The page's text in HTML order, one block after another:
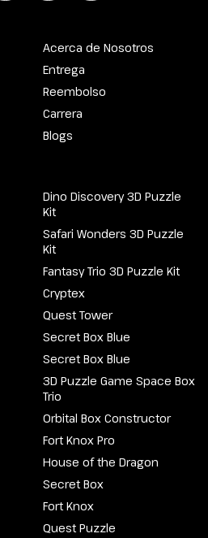
Acerca de Nosotros
Entrega
Reembolso
Carrera
Blogs
Dino Discovery 3D Puzzle
Kit
Safari Wonders 3D Puzzle
Kit
Fantasy Trio 3D Puzzle Kit
Cryptex
Quest Tower
Secret Box Blue
Secret Box Blue
3D Puzzle Game Space Box
Trio
Orbital Box Constructor
Fort Knox Pro
House of the Dragon
Secret Box
Fort Knox
Quest Puzzle